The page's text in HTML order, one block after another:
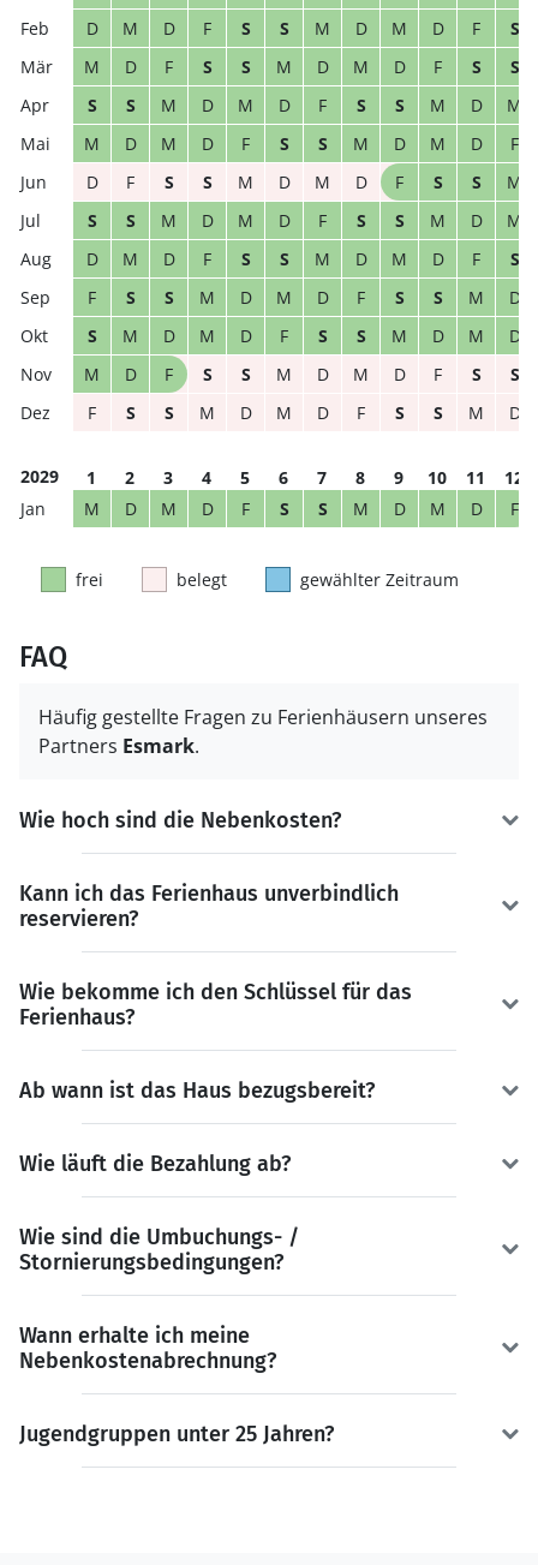
D
M D F S S M D M D F
S
M
D F S S M D M D F S
S
S
S M D M D F S S M D
M
M
D M D F S S M D M D
F
D
F S S M D M D F S S
M
S
S M D M D F S S M D
M
D
M D F S S M D M D F
S
F
S S M D M D F S S M
D
S
M D M D F S S M D M
D
M
D F S S M D M D F S
S
F
S S M D M D F S S M D
2029 1 2 3 4 5 6 7 8 9 10 11
12
M
D M D F S S M D M D F
frei belegt gewählter Zeitraum
FAQ
Häufig gestellte Fragen zu Ferienhäusern unseres
Partners Esmark.
Wie hoch sind die Nebenkosten?
Kann ich das Ferienhaus unverbindlich
reservieren?
Wie bekomme ich den Schlüssel für das
Ferienhaus?
Ab wann ist das Haus bezugsbereit?
Wie läuft die Bezahlung ab?
Wie sind die Umbuchungs- /
Stornierungsbedingungen?
Wann erhalte ich meine
Nebenkostenabrechnung?
Jugendgruppen unter 25 Jahren?